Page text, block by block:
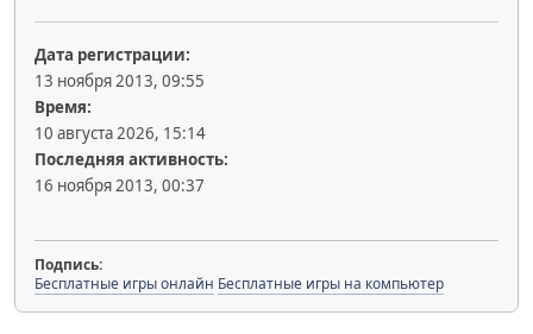
Дата регистрации:
13 ноября 2013, 09:55
Время:
10 августа 2026, 15:14
Последняя активность:
16 ноября 2013, 00:37
Подпись:
Бесплатные игры онлайн Бесплатные игры на компьютер